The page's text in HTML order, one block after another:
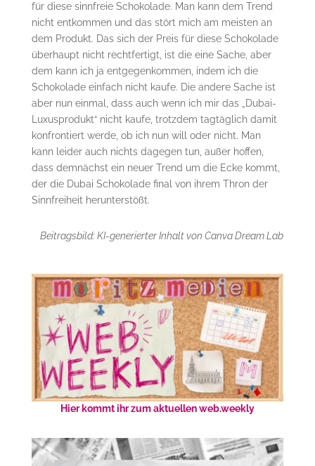
für diese sinnfreie Schokolade. Man kann dem Trend
nicht entkommen und das stört mich am meisten an
dem Produkt. Das sich der Preis für diese Schokolade
überhaupt nicht rechtfertigt, ist die eine Sache, aber
dem kann ich ja entgegenkommen, indem ich die
Schokolade einfach nicht kaufe. Die andere Sache ist
aber nun einmal, dass auch wenn ich mir das „Dubai-
Luxusprodukt“ nicht kaufe, trotzdem tagtäglich damit
konfrontiert werde, ob ich nun will oder nicht. Man
kann leider auch nichts dagegen tun, außer hoffen,
dass demnächst ein neuer Trend um die Ecke kommt,
der die Dubai Schokolade final von ihrem Thron der
Sinnfreiheit herunterstößt.
Beitragsbild: KI-generierter Inhalt von Canva Dream Lab
Hier kommt ihr zum aktuellen web.weekly